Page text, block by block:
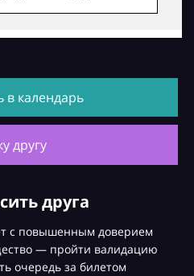
в календарь
другу
друга
с повышенным доверием
— пройти валидацию
очередь за билетом